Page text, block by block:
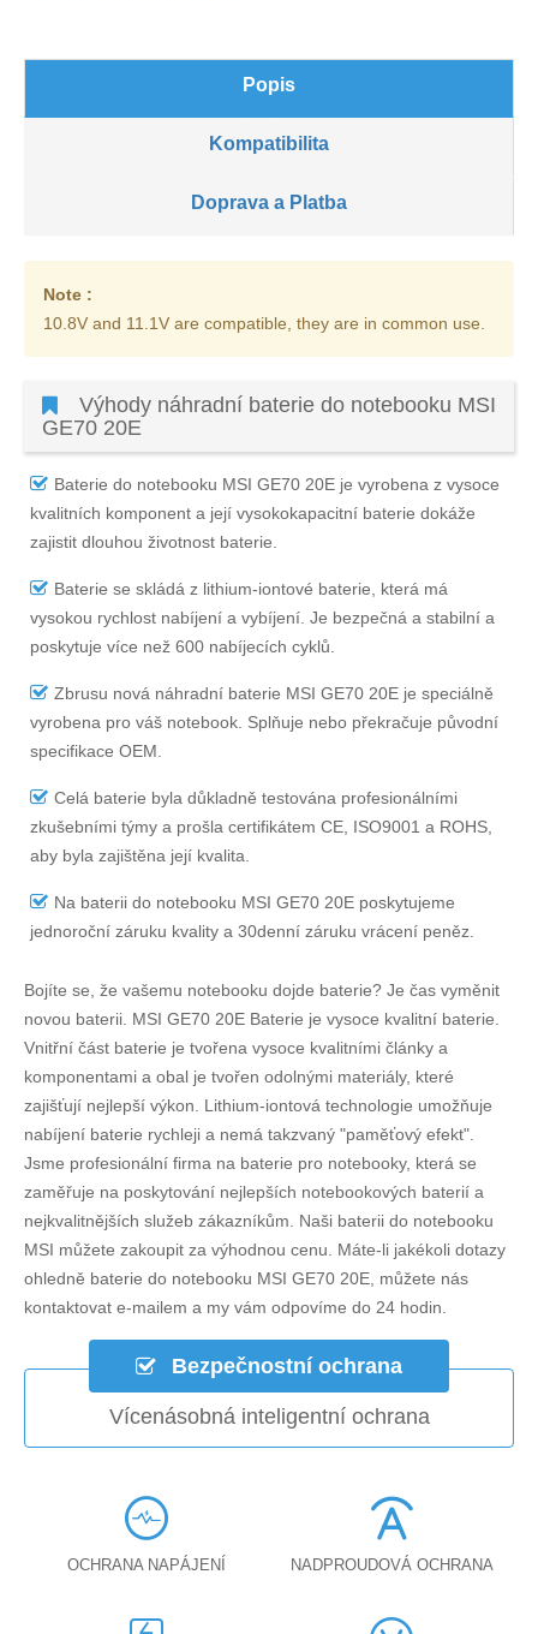
Popis
Kompatibilita
Doprava a Platba
Note :
10.8V and 11.1V are compatible, they are in common use.
Výhody náhradní baterie do notebooku MSI
GE70 20E
Baterie do notebooku MSI GE70 20E je vyrobena z vysoce
kvalitních komponent a její vysokokapacitní baterie dokáže
zajistit dlouhou životnost baterie.
Baterie se skládá z lithium-iontové baterie, která má
vysokou rychlost nabíjení a vybíjení. Je bezpečná a stabilní a
poskytuje více než 600 nabíjecích cyklů.
Zbrusu nová náhradní baterie MSI GE70 20E je speciálně
vyrobena pro váš notebook. Splňuje nebo překračuje původní
specifikace OEM.
Celá baterie byla důkladně testována profesionálními
zkušebními týmy a prošla certifikátem CE, ISO9001 a ROHS,
aby byla zajištěna její kvalita.
Na baterii do notebooku MSI GE70 20E poskytujeme
jednoroční záruku kvality a 30denní záruku vrácení peněz.
Bojíte se, že vašemu notebooku dojde baterie? Je čas vyměnit
novou baterii. MSI GE70 20E Baterie je vysoce kvalitní baterie.
Vnitřní část baterie je tvořena vysoce kvalitními články a
komponentami a obal je tvořen odolnými materiály, které
zajišťují nejlepší výkon. Lithium-iontová technologie umožňuje
nabíjení baterie rychleji a nemá takzvaný "paměťový efekt".
Jsme profesionální firma na baterie pro notebooky, která se
zaměřuje na poskytování nejlepších notebookových baterií a
nejkvalitnějších služeb zákazníkům. Naši baterii do notebooku
MSI můžete zakoupit za výhodnou cenu. Máte-li jakékoli dotazy
ohledně baterie do notebooku MSI GE70 20E, můžete nás
kontaktovat e-mailem a my vám odpovíme do 24 hodin.
Bezpečnostní ochrana
Vícenásobná inteligentní ochrana
OCHRANA NAPÁJENÍ NADPROUDOVÁ OCHRANA